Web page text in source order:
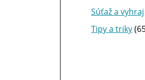
Súťaž a vyhraj
Tipy a triky